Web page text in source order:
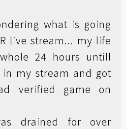
what is going
live stream... my life
24 hours untill
my stream and got
verified game on
drained for over